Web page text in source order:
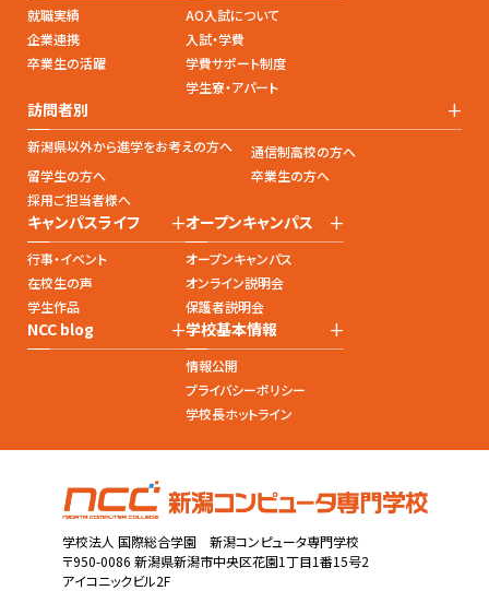
就職実績
企業連携
卒業生の活躍
AO入試について
入試・学費
学費サポート制度
学生寮・アパート
訪問者別 +
新潟県以外から進学をお考えの方へ
通信制高校の方へ
留学生の方へ
卒業生の方へ
採用ご担当者様へ
キャンパスライフ +
行事・イベント
在校生の声
学生作品
オープンキャンパス +
オープンキャンパス
オンライン説明会
保護者説明会
NCC blog +学校基本情報 +
情報公開
プライバシーポリシー
学校長ホットライン
学校法人 国際総合学園 新潟コンピュータ専門学校
〒950-0086 新潟県新潟市中央区花園1丁目1番15号2
アイコニックビル2F